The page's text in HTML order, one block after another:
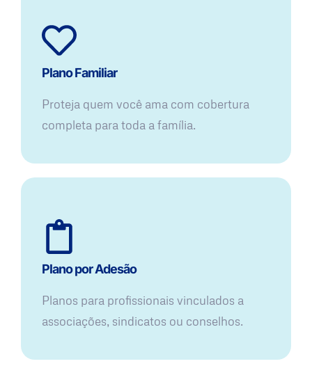
Plano Familiar
Proteja quem você ama com cobertura
completa para toda a família.
Plano por Adesão
Planos para profissionais vinculados a
associações, sindicatos ou conselhos.